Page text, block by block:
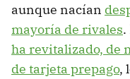
aunque nacían
mayoría de rivales.
ha revitalizado, de
de tarjeta prepago,